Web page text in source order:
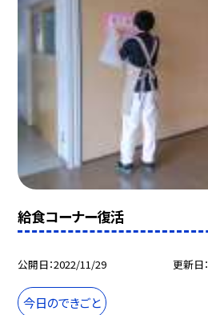
給食コーナー復活
公開日 2022/11/29 更新日
今日のできごと